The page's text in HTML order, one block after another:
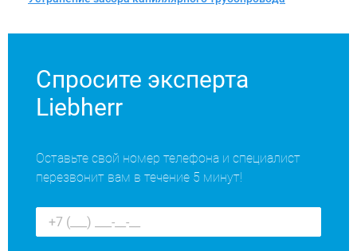
Спросите эксперта
Liebherr
Оставьте свой номер телефона и специалист
перезвонит вам в течение 5 минут!